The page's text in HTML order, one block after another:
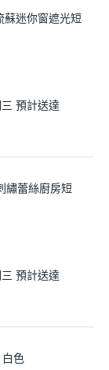
蘇迷你窗遮光短
預計送達
繡蕾絲廚房短
預計送達
白色